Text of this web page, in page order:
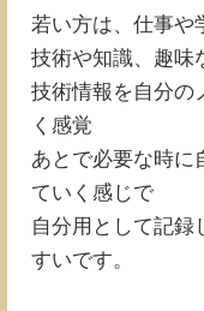
若い方は、仕事や
技術や知識、趣味
技術情報を自分の
く感覚
あとで必要な時に
ていく感じで
自分用として記録
すいです。